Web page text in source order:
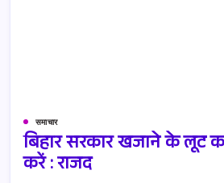
समाचार
बिहार सरकार खजाने के लूट
करें : राजद